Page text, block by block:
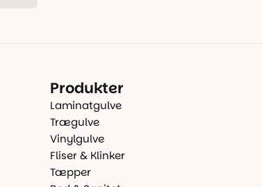
Produkter
Laminatgulve
Trægulve
Vinylgulve
Fliser & Klinker
Tæpper